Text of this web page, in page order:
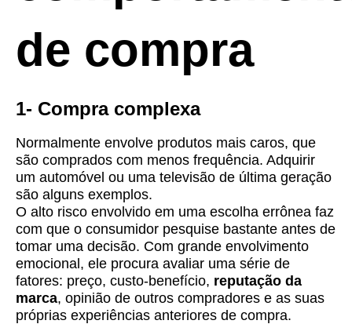
de compra
1- Compra complexa
Normalmente envolve produtos mais caros, que
são comprados com menos frequência. Adquirir
um automóvel ou uma televisão de última geração
são alguns exemplos.
O alto risco envolvido em uma escolha errônea faz
com que o consumidor pesquise bastante antes de
tomar uma decisão. Com grande envolvimento
emocional, ele procura avaliar uma série de
fatores: preço, custo-benefício, reputação da
marca, opinião de outros compradores e as suas
próprias experiências anteriores de compra.